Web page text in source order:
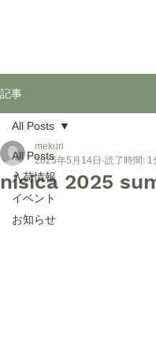
記事
All Posts
入荷情報
イベント
お知らせ
All Posts
nisica 2025
mekuri
2025年5月14日 読了時間: 1